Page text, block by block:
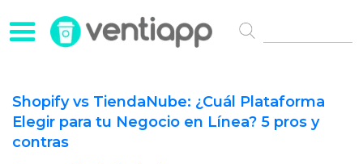
Shopify vs TiendaNube: ¿Cuál Plataforma
Elegir para tu Negocio en Línea? 5 pros y
contras